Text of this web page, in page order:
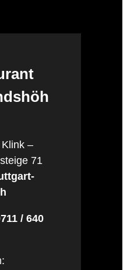
–
71
/ 640